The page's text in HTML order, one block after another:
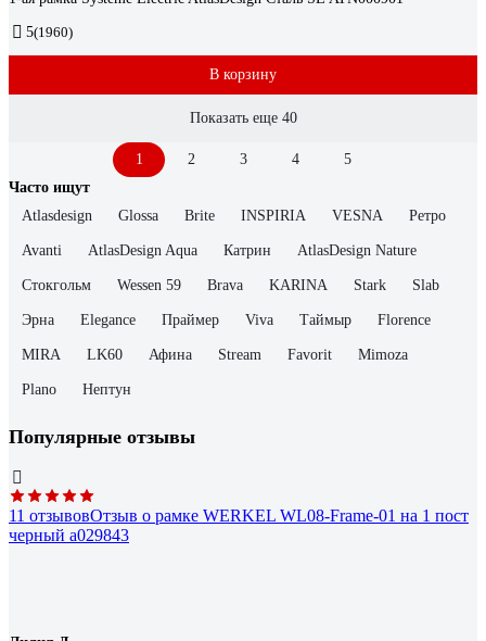
5(1960)
В корзину
Показать еще 40
1 2 3 4
5
Часто ищут
Atlasdesign
Glossa Brite INSPIRIA VESNA Ретро
Avanti AtlasDesign Aqua Катрин AtlasDesign Nature
Стокгольм Wessen 59 Brava KARINA Stark Slab
Эрна Elegance Праймер Viva Таймыр Florence
MIRA LK60 Афина Stream Favorit Mimoza
Plano Нептун
Популярные отзывы
11 отзывовОтзыв о рамке WERKEL WL08-Frame-01 на 1 пост
черный a029843